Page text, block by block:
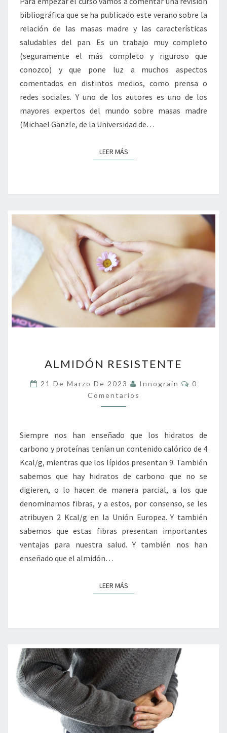
REVISIÓN)
bibliográfica que se ha publicado este verano sobre la
relación de las masas madre y las características
saludables del pan. Es un trabajo muy completo
(seguramente el más completo y riguroso que
conozco) y que pone luz a muchos aspectos
comentados en distintos medios, como prensa o
redes sociales. Y uno de los autores es uno de los
mayores expertos del mundo sobre masas madre
(Michael Gänzle, de la Universidad de…
LEER MÁSLEER MÁS
RESISTENTE
ALMIDÓN RESISTENTE
21 De Marzo De 2023 Innograin
0
Comentarios
Siempre nos han enseñado que los hidratos de
carbono y proteínas tenían un contenido calórico de 4
Kcal/g, mientras que los lípidos presentan 9. También
sabemos que hay hidratos de carbono que no se
digieren, o lo hacen de manera parcial, a los que
denominamos fibras, y a estos, por consenso, se les
atribuyen 2 Kcal/g en la Unión Europea. Y también
sabemos que estas fibras presentan importantes
ventajas para nuestra salud. Y también nos han
enseñado que el almidón…
LEER MÁSLEER MÁS